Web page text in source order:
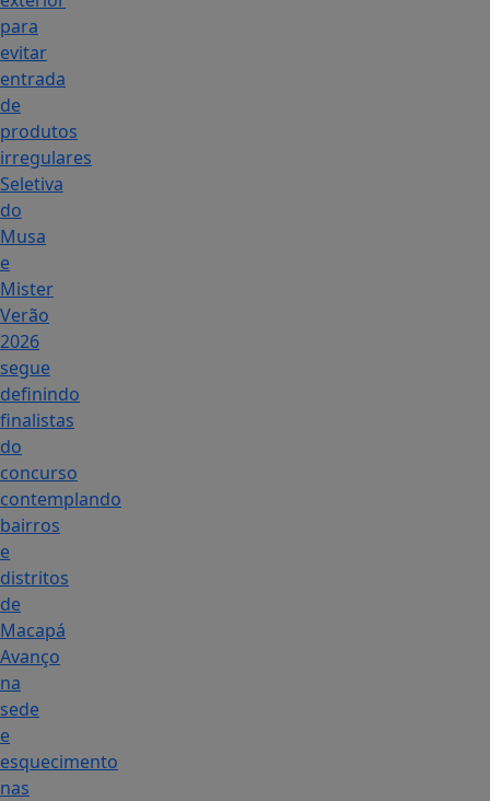
para
evitar
entrada
de
produtos
irregulares
Seletiva
do
Musa
e
Mister
Verão
2026
segue
definindo
finalistas
do
concurso
contemplando
bairros
e
distritos
de
Macapá
Avanço
na
sede
e
esquecimento
nas